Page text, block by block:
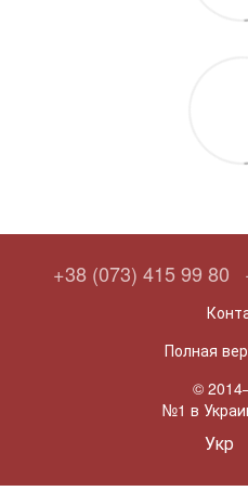
+38 (073) 415 99 80
Полная
©
№1 в
Укр